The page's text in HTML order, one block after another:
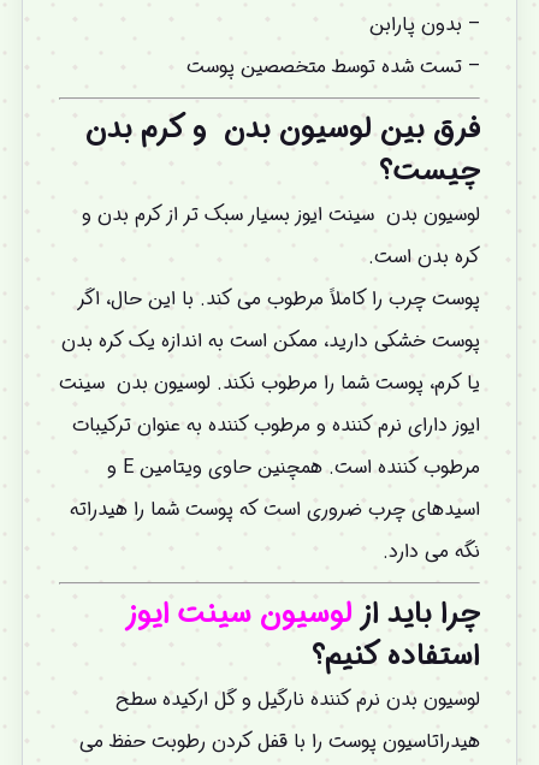
– بدون پارابن
– تست شده توسط متخصصین پوست
فرق بین لوسیون بدن و کرم بدن
چیست؟
لوسیون بدن سینت ایوز بسیار سبک تر از کرم بدن و
کره بدن است.
پوست چرب را کاملاً مرطوب می کند. با این حال، اگر
پوست خشکی دارید، ممکن است به اندازه یک کره بدن
یا کرم، پوست شما را مرطوب نکند. لوسیون بدن سینت
ایوز دارای نرم کننده و مرطوب کننده به عنوان ترکیبات
مرطوب کننده است. همچنین حاوی ویتامین E و
اسیدهای چرب ضروری است که پوست شما را هیدراته
نگه می دارد.
چرا باید ازلوسیون سینت ایوز
استفاده کنیم؟
لوسیون بدن نرم کننده نارگیل و گل ارکیده سطح
هیدراتاسیون پوست را با قفل کردن رطوبت حفظ می